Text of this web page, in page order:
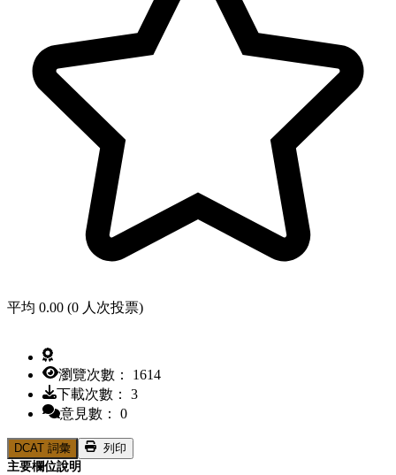
平均 0.00 (0 人次投票)
瀏覽次數： 1614
下載次數： 3
意見數： 0
DCAT 詞彙
列印
主要欄位說明